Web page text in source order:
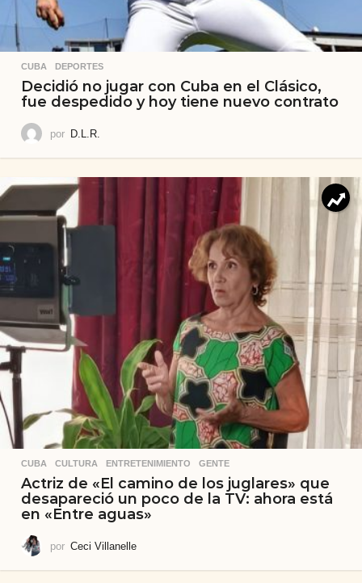
CUBA ,DEPORTES
Decidió no jugar con Cuba en el Clásico,
fue despedido y hoy tiene nuevo contrato
por D.L.R.
CUBA ,CULTURA ,ENTRETENIMIENTO ,GENTE
Actriz de «El camino de los juglares» que
desapareció un poco de la TV: ahora está
en «Entre aguas»
por Ceci Villanelle